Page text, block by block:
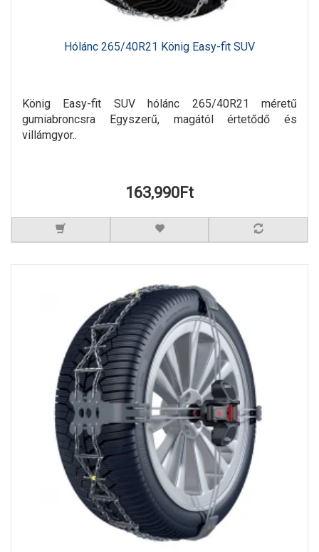
Hólánc 265/40R21 König Easy-fit SUV
König Easy-fit SUV hólánc 265/40R21 méretű
gumiabroncsra Egyszerű, magától értetődő és
villámgyor..
163,990Ft